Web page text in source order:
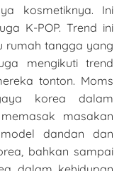
kosmetiknya. Ini
K-POP. Trend ini
rumah tangga yang
mengikuti trend
tonton. Moms
korea dalam
masakan
dandan dan
bahkan sampai